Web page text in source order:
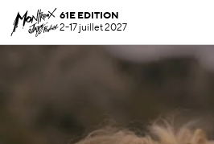
61E EDITION
2-17 juillet 2027